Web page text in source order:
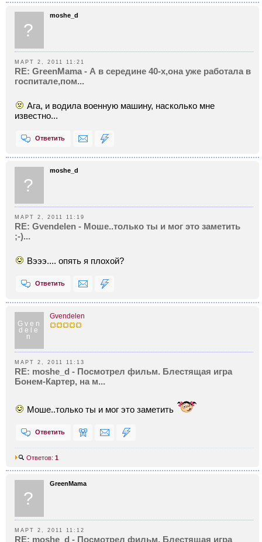
?
moshe_d
МАРТ 2, 2011 11:21
RE: GreenMama - А в середине 40-х,она уже работала в
госпитале,пом...
Ага, и водила военную машину, насколько мне
известно...
Ответить
?
moshe_d
МАРТ 2, 2011 11:19
RE: Gvendelen - Моше..только ты и мог это заметить
;-)...
Вэээ.... опять я плохой?
Ответить
Gven
dele
n
Gvendelen
МАРТ 2, 2011 11:13
RE: moshe_d - Посмотрел фильм. Блестящая игра
Бонем-Картер, на м...
Моше..только ты и мог это заметить
Ответить
Ответов: 1
?
GreenMama
МАРТ 2, 2011 11:12
RE: moshe_d - Посмотрел фильм. Блестящая игра